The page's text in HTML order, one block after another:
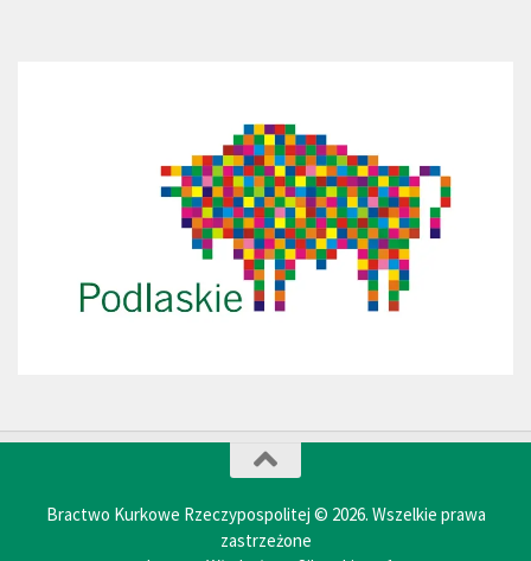
Bractwo Kurkowe Rzeczypospolitej © 2026. Wszelkie prawa
zastrzeżone